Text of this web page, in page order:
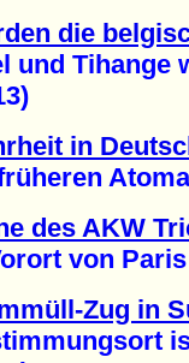
die
Tihange
in
des AKW
von Paris
Zug in